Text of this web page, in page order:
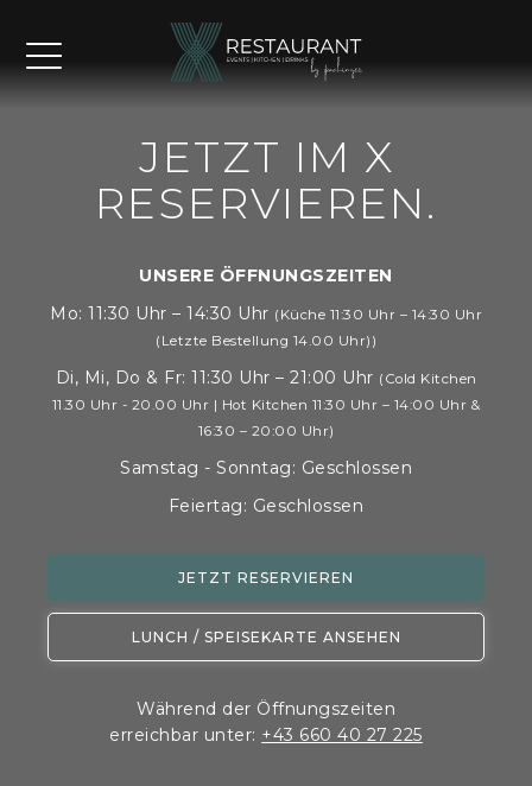
JETZT IM X
RESERVIEREN.
UNSERE ÖFFNUNGSZEITEN
Mo: 11:30 Uhr – 14:30 Uhr (Küche 11:30 Uhr – 14:30 Uhr
(Letzte Bestellung 14.00 Uhr))
Di, Mi, Do & Fr: 11:30 Uhr – 21:00 Uhr (Cold Kitchen
11.30 Uhr - 20.00 Uhr | Hot Kitchen 11:30 Uhr – 14:00 Uhr &
16:30 – 20:00 Uhr)
Samstag - Sonntag: Geschlossen
Feiertag: Geschlossen
JETZT RESERVIEREN
LUNCH / SPEISEKARTE ANSEHEN
Während der Öffnungszeiten
erreichbar unter: +43 660 40 27 225